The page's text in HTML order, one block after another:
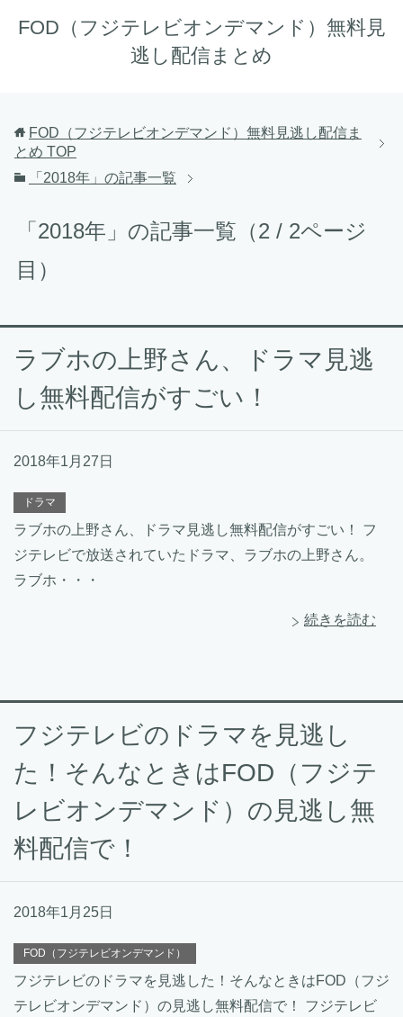
FOD（フジテレビオンデマンド）無料見
逃し配信まとめ
FOD（フジテレビオンデマンド）無料見逃し配信ま
とめ TOP
「2018年」の記事一覧
「2018年」の記事一覧（2 / 2ページ
目）
ラブホの上野さん、ドラマ見逃
し無料配信がすごい！
2018年1月27日
ドラマ
ラブホの上野さん、ドラマ見逃し無料配信がすごい！ フ
ジテレビで放送されていたドラマ、ラブホの上野さん。
ラブホ・・・
続きを読む
フジテレビのドラマを見逃し
た！そんなときはFOD（フジテ
レビオンデマンド）の見逃し無
料配信で！
2018年1月25日
FOD（フジテレビオンデマンド）
フジテレビのドラマを見逃した！そんなときはFOD（フジ
テレビオンデマンド）の見逃し無料配信で！ フジテレビ